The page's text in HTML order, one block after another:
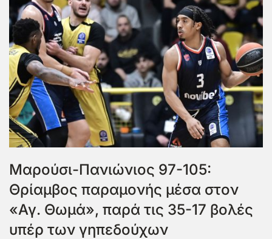
Μαρούσι-Πανιώνιος 97-105:
Θρίαμβος παραμονής μέσα στον
«Αγ. Θωμά», παρά τις 35-17 βολές
υπέρ των γηπεδούχων